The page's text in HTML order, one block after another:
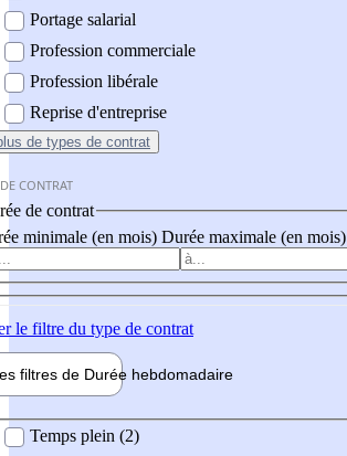
Portage salarial
Profession commerciale
Profession libérale
Reprise d'entreprise
de types de contrat
CONTRAT
de contrat
minimale (en mois) Durée maximale (en mois)
le filtre du type de contrat
filtres de Durée hebdomadaire
Temps plein (2)